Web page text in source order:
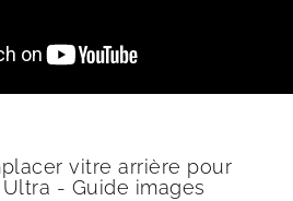
vitre arrière pour
Ultra - Guide images